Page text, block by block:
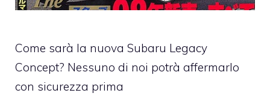
Come sarà la nuova Subaru Legacy
Concept? Nessuno di noi potrà affermarlo
con sicurezza prima